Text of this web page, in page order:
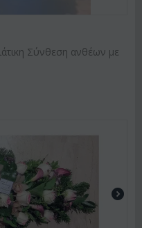
Σύνθεση ανθέων με